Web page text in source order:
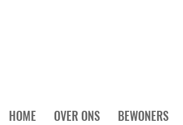
HOME OVER ONS BEWONERS